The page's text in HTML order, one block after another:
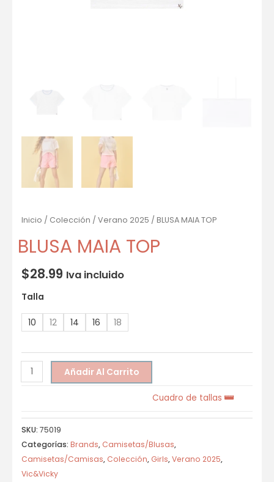
Inicio / Colección / Verano 2025 / BLUSA MAIA TOP
BLUSA MAIA TOP
$28.99 Iva incluido
Talla
10 12 14 16 18
Añadir Al Carrito
Cuadro de tallas
SKU: 75019
Categorías: Brands, Camisetas/Blusas,
Camisetas/Camisas, Colección, Girls,Verano 2025,
Vic&Vicky